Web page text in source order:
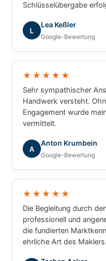
Schlüsselübergabe
L
Lea Keßler
Google-Bewertung
★★★★★
Sehr sympathischer
Handwerk versteht.
Engagement wurde
vermittelt.
A
Anton Krumbein
Google-Bewertung
★★★★★
Die Begleitung durch
professionell und
die fundierten
ehrliche Art des Maklers.